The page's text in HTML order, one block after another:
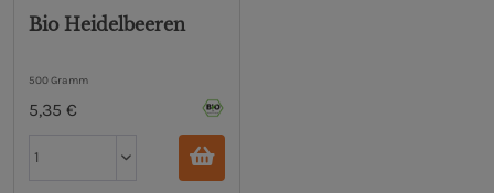
ein Naturprodukt
Bio Heidelbeeren
500 Gramm
5,35 €